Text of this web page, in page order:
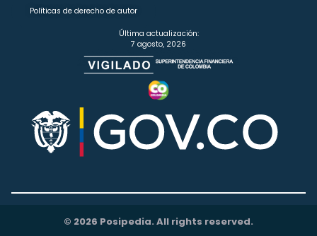
Políticas de derecho de autor
Última actualización:
7 agosto, 2026
© 2026 Posipedia. All rights reserved.